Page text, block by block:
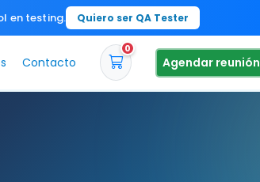
en testing. Quiero ser QA Tester
Contacto
0
Agendar reunión